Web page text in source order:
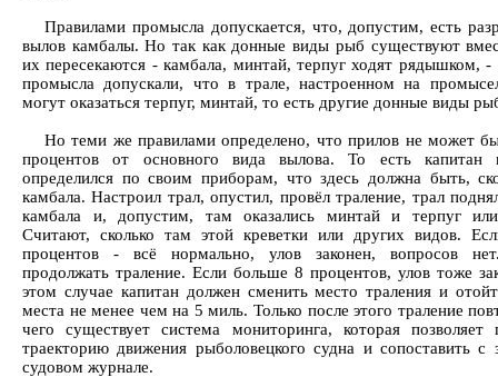
Правилами промысла допускается, что, допустим, есть
вылов камбалы. Но так как донные виды рыб существуют
их пересекаются - камбала, минтай, терпуг ходят рядышком, -
промысла допускали, что в трале, настроенном на
могут оказаться терпуг, минтай, то есть другие донные виды
Но теми же правилами определено, что прилов не может
процентов от основного вида вылова. То есть капитан
определился по своим приборам, что здесь должна быть,
камбала. Настроил трал, опустил, провёл траление, трал
камбала и, допустим, там оказались минтай и терпуг или
Считают, сколько там этой креветки или других видов.
процентов - всё нормально, улов законен, вопросов
продолжать траление. Если больше 8 процентов, улов тоже
этом случае капитан должен сменить место траления и
места не менее чем на 5 миль. Только после этого траление
чего существует система мониторинга, которая позволяет
траекторию движения рыболовецкого судна и сопоставить с
судовом журнале.